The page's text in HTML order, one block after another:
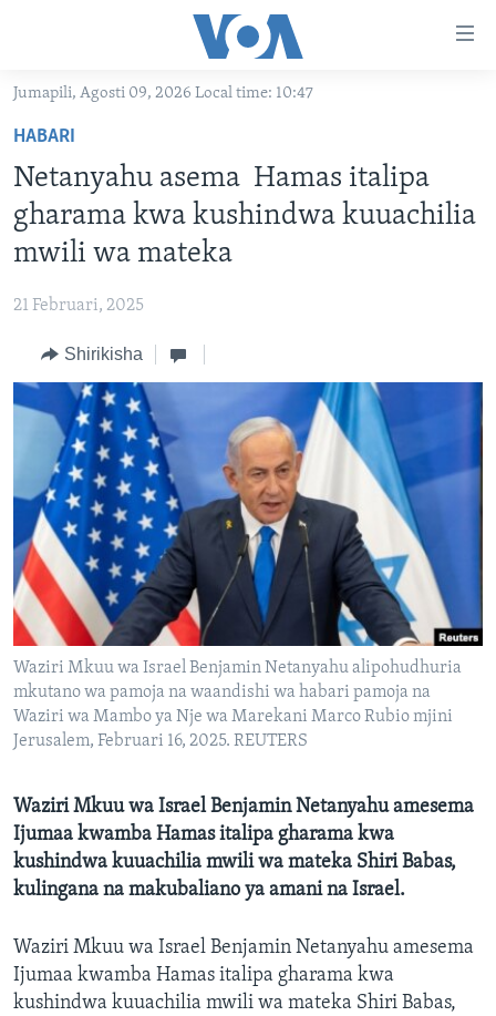
Nenda
kuu
Nenda
katika
urambazaji
Nenda
tafuta
TANZANIA
JAMHURI YA KIDEMOKRASIA YA KONGO
UGANDA
BURUNDI
AFRIKA
MAREKANI
DUNIA
DUNIANI LEO
MAISHA NA AFYA
MATANGAZO YETU
ALFAJIRI 0300 UTC
JIONI 1630 UTC
KWA UNDANI 1800 UTC
JARIDA LA WIKIENDI
Lugha
Jumapili, Agosti 09, 2026 Local time: 10:47
HABARI
Netanyahu asema Hamas italipa
gharama kwa kushindwa kuuachilia
mwili wa mateka
21 Februari, 2025
Shirikisha
Waziri Mkuu wa Israel Benjamin Netanyahu alipohudhuria
mkutano wa pamoja na waandishi wa habari pamoja na
Waziri wa Mambo ya Nje wa Marekani Marco Rubio mjini
Jerusalem, Februari 16, 2025. REUTERS
Waziri Mkuu wa Israel Benjamin Netanyahu amesema
Ijumaa kwamba Hamas italipa gharama kwa
kushindwa kuuachilia mwili wa mateka Shiri Babas,
kulingana na makubaliano ya amani na Israel.
Waziri Mkuu wa Israel Benjamin Netanyahu amesema
Ijumaa kwamba Hamas italipa gharama kwa
kushindwa kuuachilia mwili wa mateka Shiri Babas,